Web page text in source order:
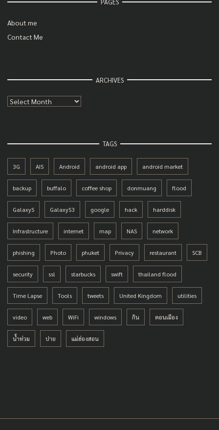
PAGES
About me
Contact Me
ARCHIVES
Archives
TAGS
3G AIS Android android app android market
backup buffalo coffee shop donmuang flood
GalaxyS GalaxyS3 google hack harddisk
Infrastructure internet map NAS network
phishing Photo phuket Privacy restaurant SCB
security ssl starbucks swift thailand flood
Time Lapse Tools tweets United Kingdom utilities
video web WiFi windows กิน ดอนเมือง
น้ำท่วม ปาย แม่ฮ่องสอน